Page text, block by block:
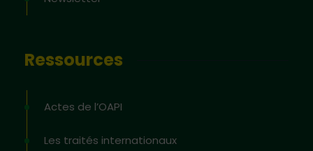
Ressources
Actes de l’OAPI
Les traités internationaux